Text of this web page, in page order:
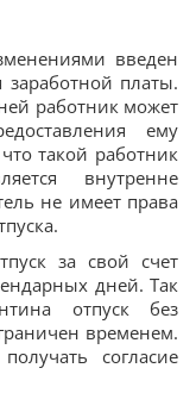
введен
платы.
работник может
ему
такой работник
внутренне
не имеет права
за свой счет
дней. Так
отпуск без
временем.
согласие